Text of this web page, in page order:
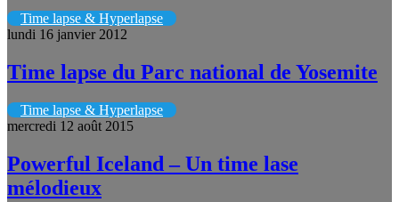
Time lapse & Hyperlapse
lundi 16 janvier 2012
Time lapse du Parc national de Yosemite
Time lapse & Hyperlapse
mercredi 12 août 2015
Powerful Iceland – Un time lase
mélodieux